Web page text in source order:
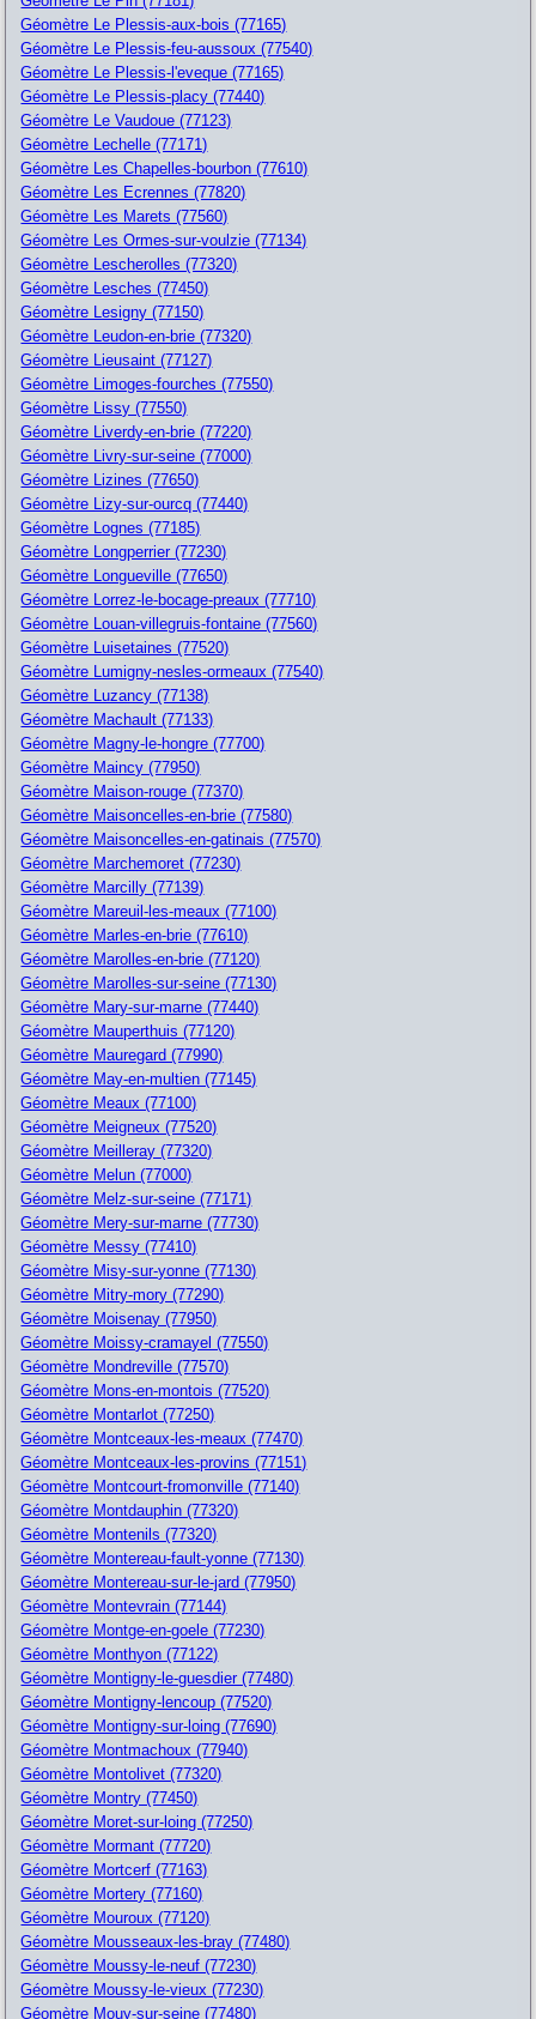
Géomètre Le Plessis-aux-bois (77165)
Géomètre Le Plessis-feu-aussoux (77540)
Géomètre Le Plessis-l'eveque (77165)
Géomètre Le Plessis-placy (77440)
Géomètre Le Vaudoue (77123)
Géomètre Lechelle (77171)
Géomètre Les Chapelles-bourbon (77610)
Géomètre Les Ecrennes (77820)
Géomètre Les Marets (77560)
Géomètre Les Ormes-sur-voulzie (77134)
Géomètre Lescherolles (77320)
Géomètre Lesches (77450)
Géomètre Lesigny (77150)
Géomètre Leudon-en-brie (77320)
Géomètre Lieusaint (77127)
Géomètre Limoges-fourches (77550)
Géomètre Lissy (77550)
Géomètre Liverdy-en-brie (77220)
Géomètre Livry-sur-seine (77000)
Géomètre Lizines (77650)
Géomètre Lizy-sur-ourcq (77440)
Géomètre Lognes (77185)
Géomètre Longperrier (77230)
Géomètre Longueville (77650)
Géomètre Lorrez-le-bocage-preaux (77710)
Géomètre Louan-villegruis-fontaine (77560)
Géomètre Luisetaines (77520)
Géomètre Lumigny-nesles-ormeaux (77540)
Géomètre Luzancy (77138)
Géomètre Machault (77133)
Géomètre Magny-le-hongre (77700)
Géomètre Maincy (77950)
Géomètre Maison-rouge (77370)
Géomètre Maisoncelles-en-brie (77580)
Géomètre Maisoncelles-en-gatinais (77570)
Géomètre Marchemoret (77230)
Géomètre Marcilly (77139)
Géomètre Mareuil-les-meaux (77100)
Géomètre Marles-en-brie (77610)
Géomètre Marolles-en-brie (77120)
Géomètre Marolles-sur-seine (77130)
Géomètre Mary-sur-marne (77440)
Géomètre Mauperthuis (77120)
Géomètre Mauregard (77990)
Géomètre May-en-multien (77145)
Géomètre Meaux (77100)
Géomètre Meigneux (77520)
Géomètre Meilleray (77320)
Géomètre Melun (77000)
Géomètre Melz-sur-seine (77171)
Géomètre Mery-sur-marne (77730)
Géomètre Messy (77410)
Géomètre Misy-sur-yonne (77130)
Géomètre Mitry-mory (77290)
Géomètre Moisenay (77950)
Géomètre Moissy-cramayel (77550)
Géomètre Mondreville (77570)
Géomètre Mons-en-montois (77520)
Géomètre Montarlot (77250)
Géomètre Montceaux-les-meaux (77470)
Géomètre Montceaux-les-provins (77151)
Géomètre Montcourt-fromonville (77140)
Géomètre Montdauphin (77320)
Géomètre Montenils (77320)
Géomètre Montereau-fault-yonne (77130)
Géomètre Montereau-sur-le-jard (77950)
Géomètre Montevrain (77144)
Géomètre Montge-en-goele (77230)
Géomètre Monthyon (77122)
Géomètre Montigny-le-guesdier (77480)
Géomètre Montigny-lencoup (77520)
Géomètre Montigny-sur-loing (77690)
Géomètre Montmachoux (77940)
Géomètre Montolivet (77320)
Géomètre Montry (77450)
Géomètre Moret-sur-loing (77250)
Géomètre Mormant (77720)
Géomètre Mortcerf (77163)
Géomètre Mortery (77160)
Géomètre Mouroux (77120)
Géomètre Mousseaux-les-bray (77480)
Géomètre Moussy-le-neuf (77230)
Géomètre Moussy-le-vieux (77230)
Géomètre Mouy-sur-seine (77480)